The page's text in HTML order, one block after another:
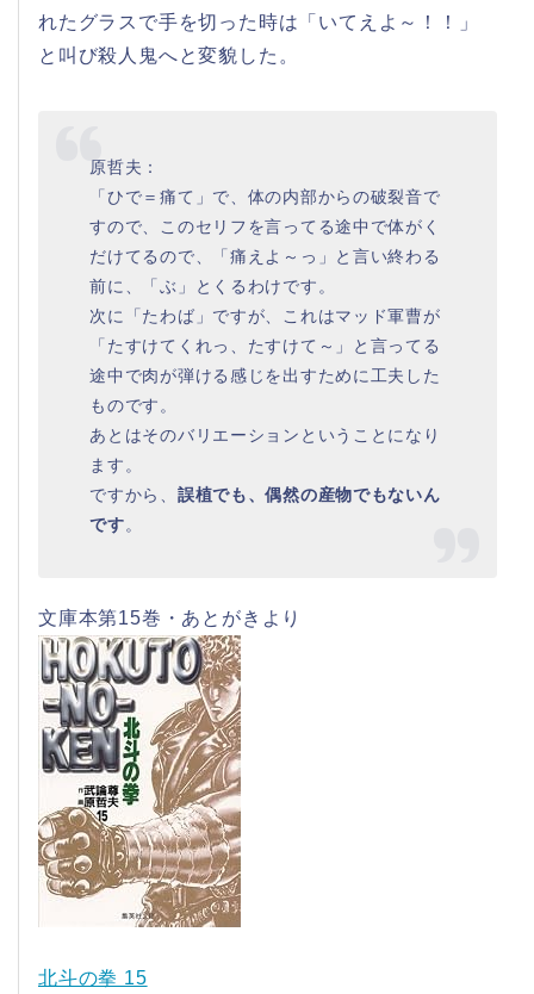
れたグラスで手を切った時は「いてえよ～！！」
と叫び殺人鬼へと変貌した。
原哲夫：
「ひで＝痛て」で、体の内部からの破裂音で
すので、このセリフを言ってる途中で体がく
だけてるので、「痛えよ～っ」と言い終わる
前に、「ぶ」とくるわけです。
次に「たわば」ですが、これはマッド軍曹が
「たすけてくれっ、たすけて～」と言ってる
途中で肉が弾ける感じを出すために工夫した
ものです。
あとはそのバリエーションということになり
ます。
ですから、 誤植でも、偶然の産物でもないん
です。
文庫本第15巻・あとがきより
北斗の拳 15